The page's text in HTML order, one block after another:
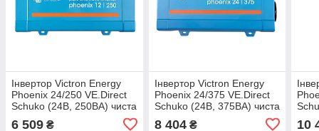
Інвертор Victron Energy
Phoenix 24/250 VE.Direct
Schuko (24В, 250ВА) чиста
синусоїда PIN241251200
6 509 ₴
Інвертор Victron Energy
Phoenix 24/375 VE.Direct
Schuko (24В, 375ВА) чиста
синусоїда PIN241371200
8 404₴ 10